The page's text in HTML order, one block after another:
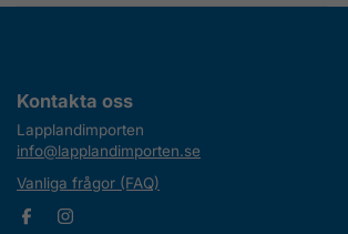
Kontakta oss
Lapplandimporten
info@lapplandimporten.se
Vanliga frågor (FAQ)